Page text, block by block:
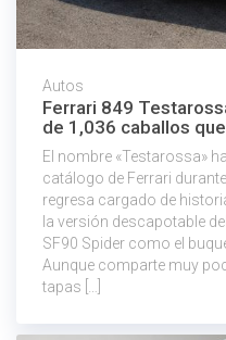
Autos
Ferrari 849
de 1,036 caballos
El nombre «Testarossa»
catálogo de Ferrari
regresa cargado de
la versión descapotable
SF90 Spider como el
Aunque comparte muy
tapas […]